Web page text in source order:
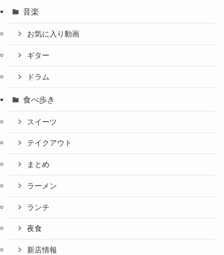
音楽
お気に入り動画
ギター
ドラム
食べ歩き
スイーツ
テイクアウト
まとめ
ラーメン
ランチ
夜食
新店情報